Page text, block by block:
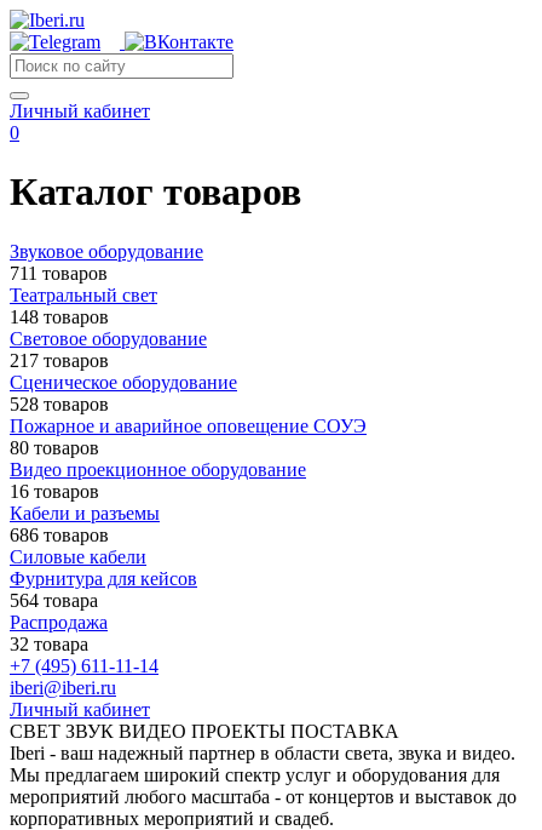
Личный кабинет
0
Каталог товаров
Звуковое оборудование
711 товаров
Театральный свет
148 товаров
Световое оборудование
217 товаров
Сценическое оборудование
528 товаров
Пожарное и аварийное оповещение СОУЭ
80 товаров
Видео проекционное оборудование
16 товаров
Кабели и разъемы
686 товаров
Силовые кабели
Фурнитура для кейсов
564 товара
Распродажа
32 товара
+7 (495) 611-11-14
iberi@iberi.ru
Личный кабинет
СВЕТ ЗВУК ВИДЕО ПРОЕКТЫ ПОСТАВКА
Iberi - ваш надежный партнер в области света, звука и видео.
Мы предлагаем широкий спектр услуг и оборудования для
мероприятий любого масштаба - от концертов и выставок до
корпоративных мероприятий и свадеб.